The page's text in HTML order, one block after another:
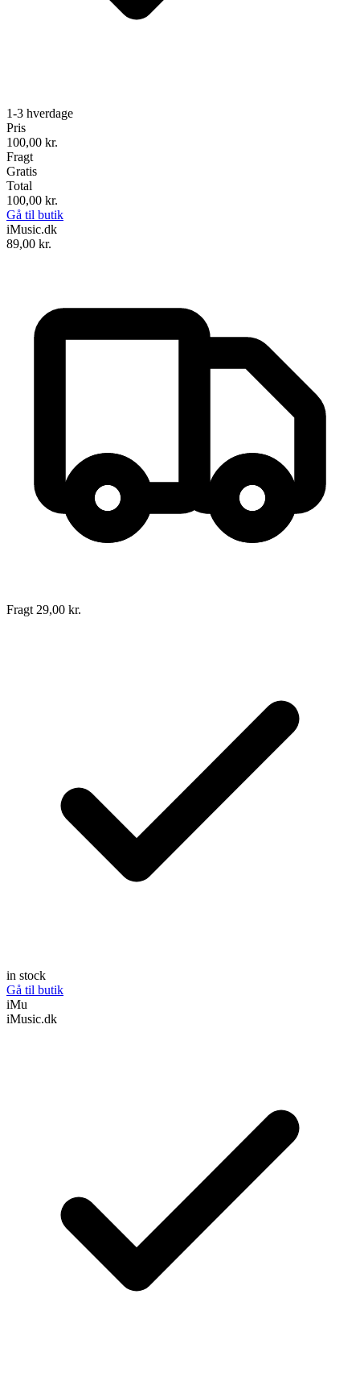
1-3 hverdage
Pris
100,00 kr.
Fragt
Gratis
Total
100,00 kr.
Gå til butik
iMusic.dk
89,00 kr.
Fragt 29,00 kr.
in stock
Gå til butik
iMu
iMusic.dk